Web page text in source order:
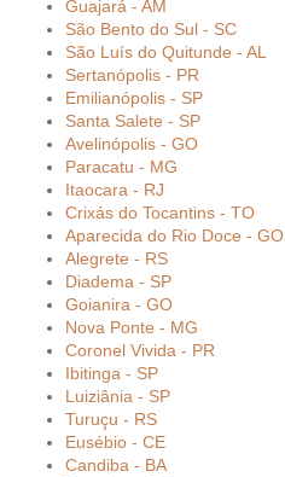
Guajará - AM
São Bento do Sul - SC
São Luís do Quitunde - AL
Sertanópolis - PR
Emilianópolis - SP
Santa Salete - SP
Avelinópolis - GO
Paracatu - MG
Itaocara - RJ
Crixás do Tocantins - TO
Aparecida do Rio Doce - GO
Alegrete - RS
Diadema - SP
Goianira - GO
Nova Ponte - MG
Coronel Vivida - PR
Ibitinga - SP
Luiziânia - SP
Turuçu - RS
Eusébio - CE
Candiba - BA